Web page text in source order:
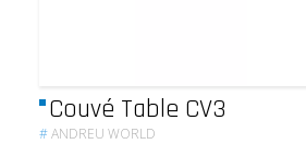
Couvé Table CV3
#ANDREU WORLD